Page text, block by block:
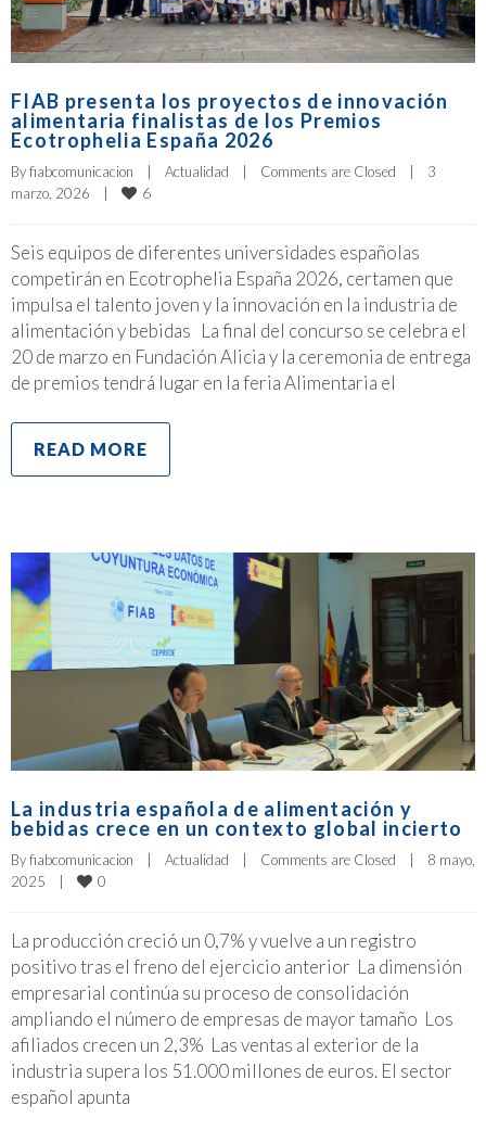
FIAB presenta los proyectos de innovación
alimentaria finalistas de los Premios
Ecotrophelia España 2026
By fiabcomunicacion | Actualidad | Comments are Closed |
3
marzo, 2026
| 6
Seis equipos de diferentes universidades españolas
competirán en Ecotrophelia España 2026, certamen que
impulsa el talento joven y la innovación en la industria de
alimentación y bebidas La final del concurso se celebra el
20 de marzo en Fundación Alicia y la ceremonia de entrega
de premios tendrá lugar en la feria Alimentaria el
READ MORE
La industria española de alimentación y
bebidas crece en un contexto global incierto
By fiabcomunicacion Actualidad Comments are Closed
8 mayo,
2025
0
La producción creció un 0,7% y vuelve a un registro
positivo tras el freno del ejercicio anterior La dimensión
empresarial continúa su proceso de consolidación
ampliando el número de empresas de mayor tamaño Los
afiliados crecen un 2,3% Las ventas al exterior de la
industria supera los 51.000 millones de euros. El sector
español apunta